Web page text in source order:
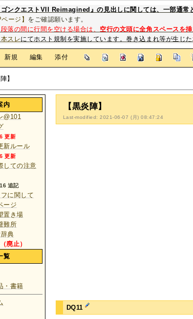
ゴンクエストVII Reimagined』の見出しに関しては、一部通常
ページ】 をご確認願います。
落の間に行間を空ける場合は、 空行の文頭に全角スペースを挿
本スレにてホスト規制を実施しています。巻き込まれ等が生じた
新規 編集 添付
】
【黒炎陣】
Last-modified: 2021-06-07 (月) 08:47:24
DQ11
内
@101
更新
新ルール
更新
しての注意
追記
に関して
ージ
置き場
難所
典
（廃止）
覧
・書籍